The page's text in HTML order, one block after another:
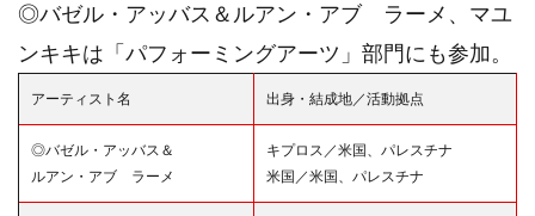
◎バゼル・アッバス＆ルアン・アブ゠ラーメ、マユ
ンキキは「パフォーミングアーツ」部門にも参加。
アーティスト名 出身・結成地／活動拠点
◎バゼル・アッバス＆
ルアン・アブ゠ラーメ
キプロス／米国、パレスチナ
米国／米国、パレスチナ